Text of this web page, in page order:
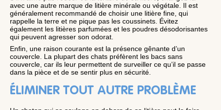
avec une autre marque de litière minérale ou végétale. Il est
généralement recommandé de choisir une litière fine, qui
rappelle la terre et ne pique pas les coussinets. Évitez
également les litières parfumées et les poudres désodorisantes
qui peuvent agresser son odorat.
Enfin, une raison courante est la présence gênante d’un
couvercle. La plupart des chats préfèrent les bacs sans
couvercle, car ils leur permettent de surveiller ce qu’il se passe
dans la pièce et de se sentir plus en sécurité.
ÉLIMINER TOUT AUTRE PROBLÈME